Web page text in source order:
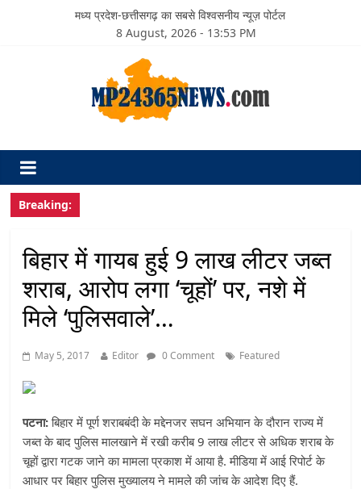
मध्य प्रदेश-छत्तीसगढ़ का सबसे विश्वसनीय न्यूज़ पोर्टल
8 August, 2026 - 13:53 PM
Breaking:
बिहार में गायब हुई 9 लाख लीटर जब्‍त
शराब, आरोप लगा ‘चूहों’ पर, नशे में
मिले ‘पुलिसवाले’…
May 5, 2017 Editor 0 Comment Featured
पटना:बिहार में पूर्ण शराबबंदी के मद्देनजर सघन अभियान के दौरान राज्य में
जब्त के बाद पुलिस मालखाने में रखी करीब 9 लाख लीटर से अधिक शराब के
चूहों द्वारा गटक जाने का मामला प्रकाश में आया है. मीडिया में आई रिपोर्ट के
आधार पर बिहार पुलिस मुख्यालय ने मामले की जांच के आदेश दिए हैं.